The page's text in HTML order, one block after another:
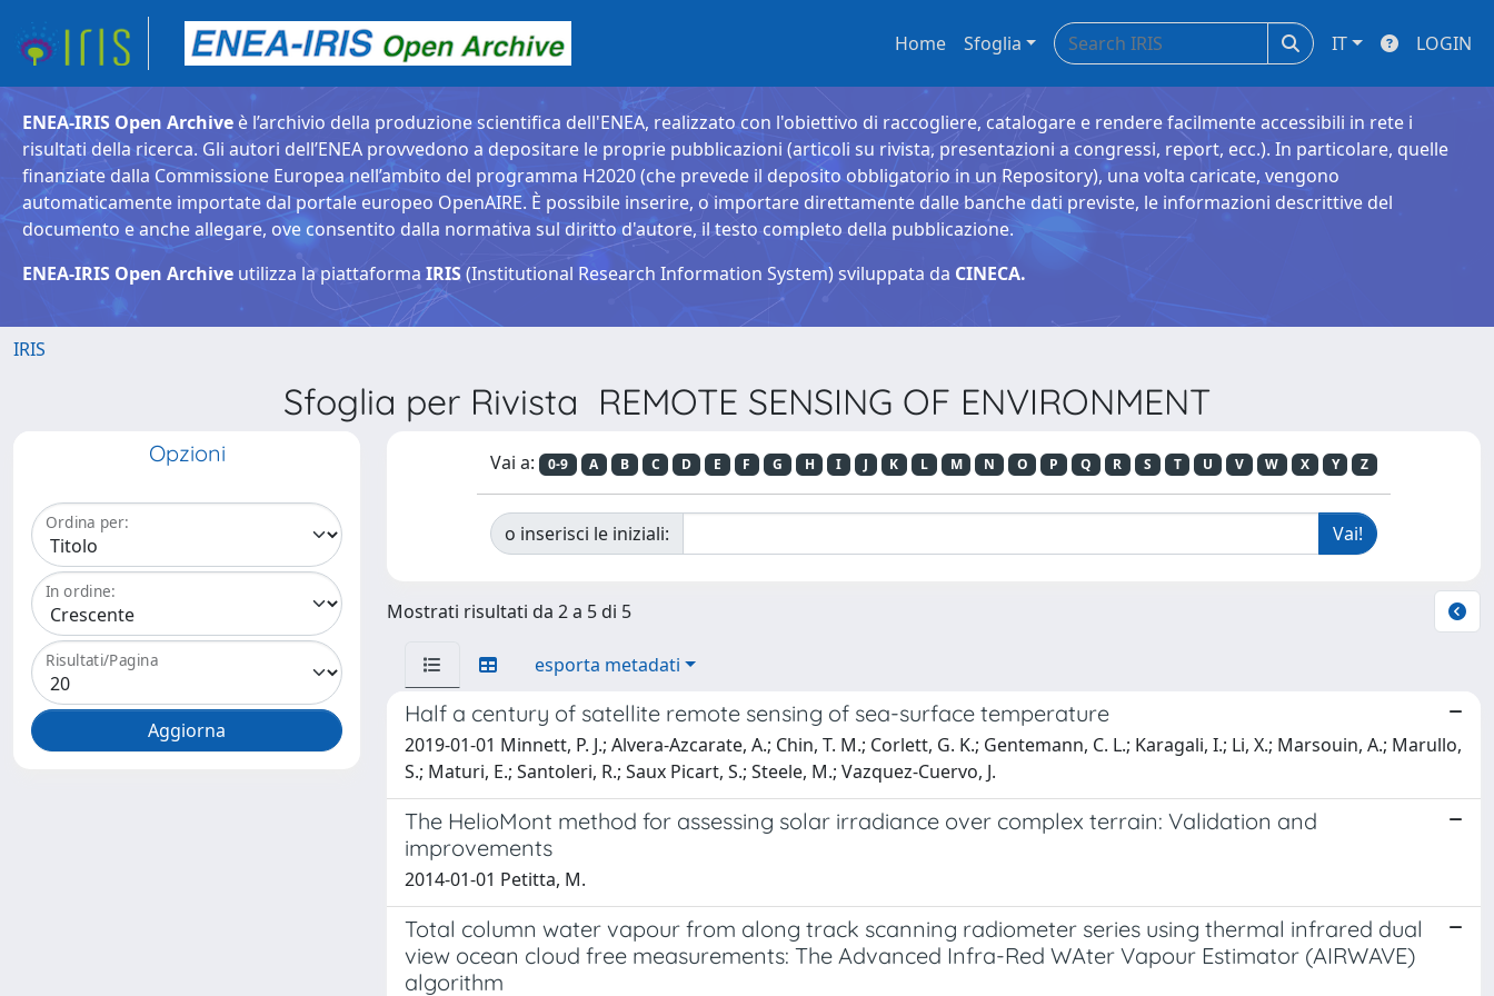
Home Sfoglia IT LOGIN
ENEA-IRIS Open Archive è l’archivio della produzione scientifica dell'ENEA, realizzato con l'obiettivo di raccogliere, catalogare e rendere facilmente accessibili in rete i
risultati della ricerca. Gli autori dell’ENEA provvedono a depositare le proprie pubblicazioni (articoli su rivista, presentazioni a congressi, report, ecc.). In particolare, quelle
finanziate dalla Commissione Europea nell’ambito del programma H2020 (che prevede il deposito obbligatorio in un Repository), una volta caricate, vengono
automaticamente importate dal portale europeo OpenAIRE. È possibile inserire, o importare direttamente dalle banche dati previste, le informazioni descrittive del
documento e anche allegare, ove consentito dalla normativa sul diritto d'autore, il testo completo della pubblicazione.
ENEA-IRIS Open Archive utilizza la piattaforma IRIS(Institutional Research Information System) sviluppata da CINECA.
IRIS
Sfoglia per Rivista REMOTE SENSING OF ENVIRONMENT
Opzioni
Ordina per:
In ordine:
Risultati/Pagina
Vai a: 0-9 A B C D E F G H I J K L M N O P Q R S T U V W X Y Z
o inserisci le iniziali:
Mostrati risultati da 2 a 5 di 5
esporta metadati
Half a century of satellite remote sensing of sea-surface temperature
2019-01-01 Minnett, P. J.; Alvera-Azcarate, A.; Chin, T. M.; Corlett, G. K.; Gentemann, C. L.; Karagali, I.; Li, X.; Marsouin, A.; Marullo,
S.; Maturi, E.; Santoleri, R.; Saux Picart, S.; Steele, M.; Vazquez-Cuervo, J.
The HelioMont method for assessing solar irradiance over complex terrain: Validation and
improvements
2014-01-01 Petitta, M.
Total column water vapour from along track scanning radiometer series using thermal infrared dual
view ocean cloud free measurements: The Advanced Infra-Red WAter Vapour Estimator (AIRWAVE)
algorithm